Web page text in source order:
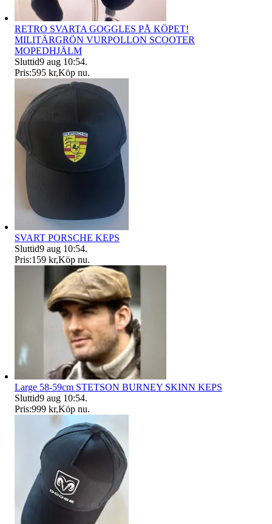
RETRO SVARTA GOGGLES PÅ KÖPET!
MILITÄRGRÖN VURPOLLON SCOOTER
MOPEDHJÄLM
Sluttid9 aug 10:54.
Pris:595 kr,Köp nu.
SVART PORSCHE KEPS
Sluttid9 aug 10:54.
Pris:159 kr,Köp nu.
Large 58-59cm STETSON BURNEY SKINN KEPS
Sluttid9 aug 10:54.
Pris:999 kr,Köp nu.